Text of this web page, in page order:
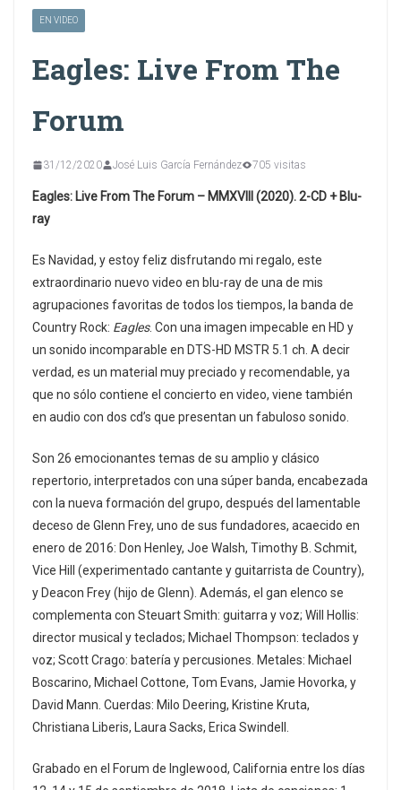
EN VIDEO
Eagles: Live From The
Forum
31/12/2020 José Luis García Fernández 705 visitas
Eagles: Live From The Forum – MMXVIII (2020). 2-CD + Blu-
ray
Es Navidad, y estoy feliz disfrutando mi regalo, este
extraordinario nuevo video en blu-ray de una de mis
agrupaciones favoritas de todos los tiempos, la banda de
Country Rock: Eagles. Con una imagen impecable en HD y
un sonido incomparable en DTS-HD MSTR 5.1 ch. A decir
verdad, es un material muy preciado y recomendable, ya
que no sólo contiene el concierto en video, viene también
en audio con dos cd’s que presentan un fabuloso sonido.
Son 26 emocionantes temas de su amplio y clásico
repertorio, interpretados con una súper banda, encabezada
con la nueva formación del grupo, después del lamentable
deceso de Glenn Frey, uno de sus fundadores, acaecido en
enero de 2016: Don Henley, Joe Walsh, Timothy B. Schmit,
Vice Hill (experimentado cantante y guitarrista de Country),
y Deacon Frey (hijo de Glenn). Además, el gan elenco se
complementa con Steuart Smith: guitarra y voz; Will Hollis:
director musical y teclados; Michael Thompson: teclados y
voz; Scott Crago: batería y percusiones. Metales: Michael
Boscarino, Michael Cottone, Tom Evans, Jamie Hovorka, y
David Mann. Cuerdas: Milo Deering, Kristine Kruta,
Christiana Liberis, Laura Sacks, Erica Swindell.
Grabado en el Forum de Inglewood, California entre los días